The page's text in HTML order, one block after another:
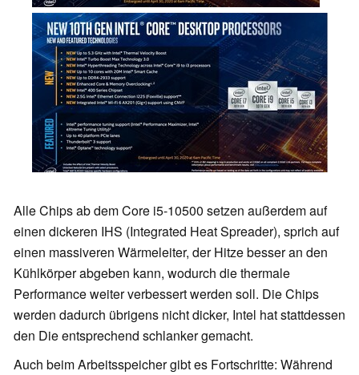
Alle Chips ab dem Core i5-10500 setzen außerdem auf
einen dickeren IHS (Integrated Heat Spreader), sprich auf
einen massiveren Wärmeleiter, der Hitze besser an den
Kühlkörper abgeben kann, wodurch die thermale
Performance weiter verbessert werden soll. Die Chips
werden dadurch übrigens nicht dicker, Intel hat stattdessen
den Die entsprechend schlanker gemacht.
Auch beim Arbeitsspeicher gibt es Fortschritte: Während